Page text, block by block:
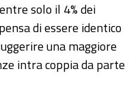
solo il 4% dei
di essere identico
una maggiore
intra coppia da parte